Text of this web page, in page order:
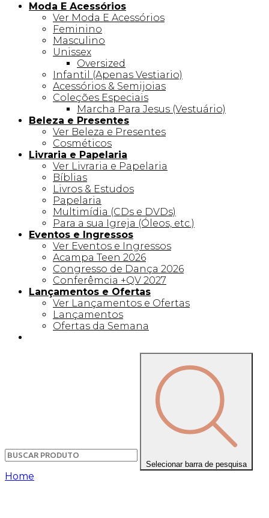
Moda E Acessórios
Ver Moda E Acessórios
Feminino
Masculino
Unissex
Oversized
Infantil (Apenas Vestiario)
Acessórios & Semijoias
Coleções Especiais
Marcha Para Jesus (Vestuário)
Beleza e Presentes
Ver Beleza e Presentes
Cosméticos
Livraria e Papelaria
Ver Livraria e Papelaria
Bíblias
Livros & Estudos
Papelaria
Multimídia (CDs e DVDs)
Para a sua Igreja (Óleos, etc.)
Eventos e Ingressos
Ver Eventos e Ingressos
Acampa Teen 2026
Congresso de Dança 2026
Conferêmcia +QV 2027
Lançamentos e Ofertas
Ver Lançamentos e Ofertas
Lançamentos
Ofertas da Semana
Selecionar barra de pesquisa
Home